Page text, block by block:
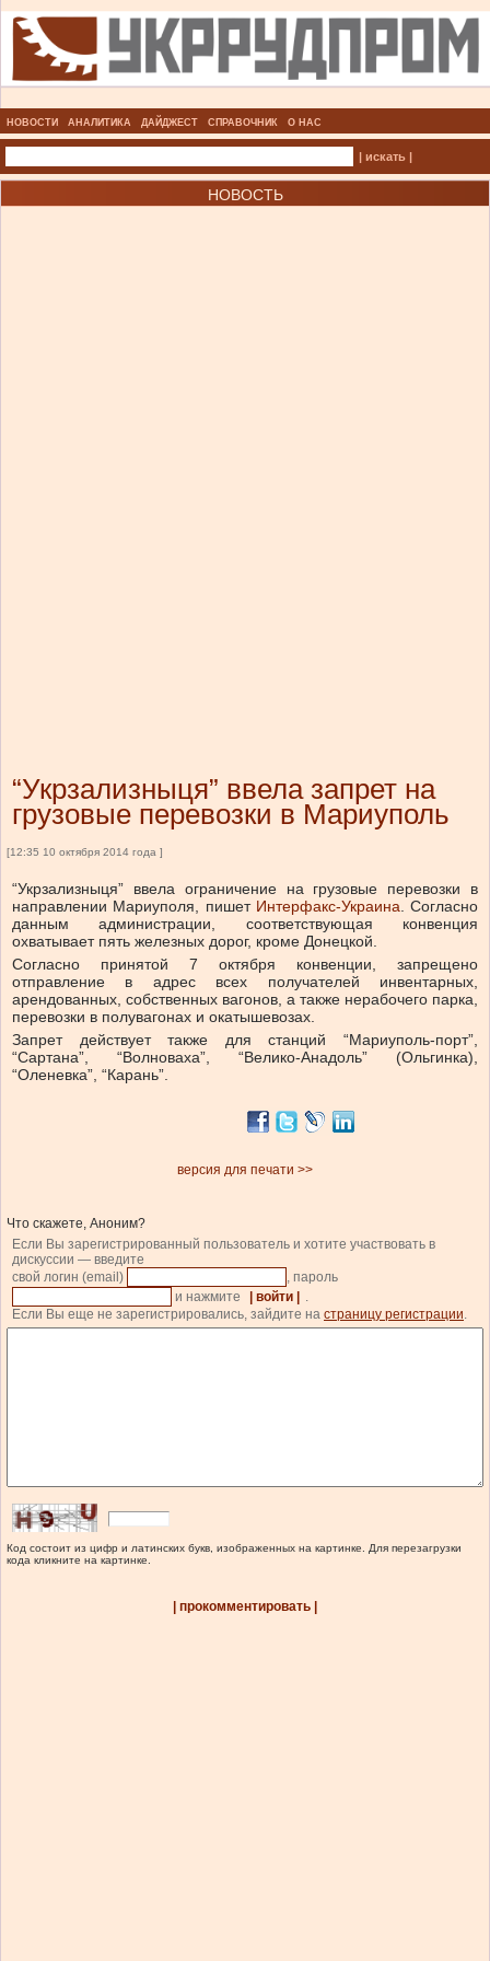
НОВОСТИ АНАЛИТИКА ДАЙДЖЕСТ СПРАВОЧНИК О НАС
| искать |
НОВОСТЬ
“Укрзализныця” ввела запрет на
грузовые перевозки в Мариуполь
[12:35 10 октября 2014 года ]
“Укрзализныця” ввела ограничение на грузовые перевозки в
направлении Мариуполя, пишет Интерфакс-Украина. Согласно
данным администрации, соответствующая конвенция
охватывает пять железных дорог, кроме Донецкой.
Согласно принятой 7 октября конвенции, запрещено
отправление в адрес всех получателей инвентарных,
арендованных, собственных вагонов, а также нерабочего парка,
перевозки в полувагонах и окатышевозах.
Запрет действует также для станций “Мариуполь-порт”,
“Сартана”, “Волноваха”, “Велико-Анадоль” (Ольгинка),
“Оленевка”, “Карань”.
версия для печати >>
Что скажете, Аноним?
Если Вы зарегистрированный пользователь и хотите участвовать в
дискуссии — введите
свой логин (email)
, пароль
и нажмите
| войти |
.
Если Вы еще не зарегистрировались, зайдите на страницу регистрации.
Код состоит из цифр и латинских букв, изображенных на картинке. Для перезагрузки
кода кликните на картинке.
| прокомментировать |